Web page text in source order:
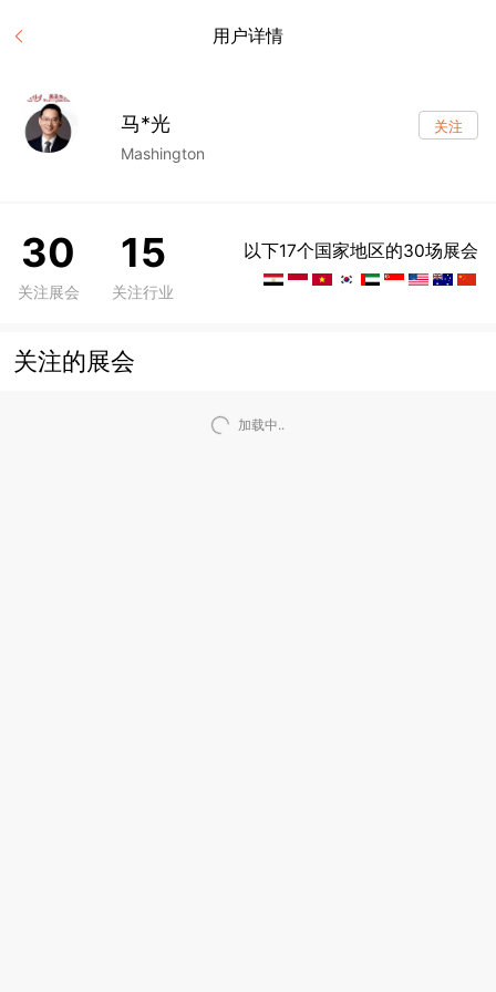
用户详情
马*光
Mashington
关注
30
关注展会
15
关注行业
以下17个国家地区的30场展会
关注的展会
加载中..